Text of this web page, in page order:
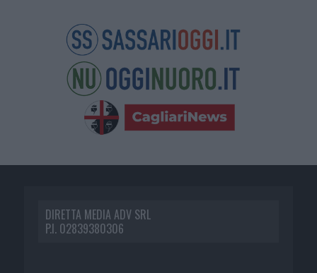
DIRETTA MEDIA ADV SRL
P.I. 02839380306